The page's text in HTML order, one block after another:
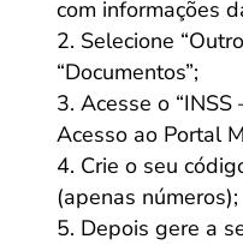
com informações
Selecione
“Documentos”;
Acesse o
Acesso ao Portal
Crie o seu
(apenas números);
Depois gere a